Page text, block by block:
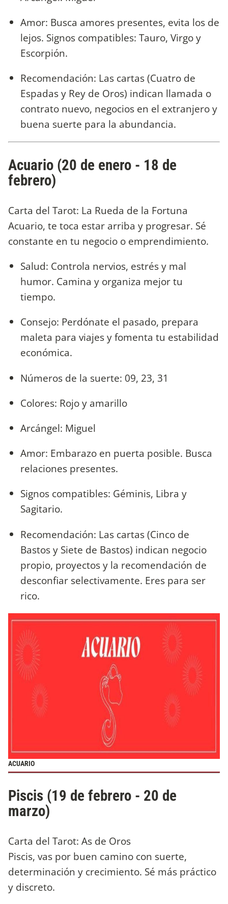
Amor: Busca amores presentes, evita los de
lejos. Signos compatibles: Tauro, Virgo y
Escorpión.
Recomendación: Las cartas (Cuatro de
Espadas y Rey de Oros) indican llamada o
contrato nuevo, negocios en el extranjero y
buena suerte para la abundancia.
Acuario (20 de enero - 18 de
febrero)
Carta del Tarot: La Rueda de la Fortuna
Acuario, te toca estar arriba y progresar. Sé
constante en tu negocio o emprendimiento.
Salud: Controla nervios, estrés y mal
humor. Camina y organiza mejor tu
tiempo.
Consejo: Perdónate el pasado, prepara
maleta para viajes y fomenta tu estabilidad
económica.
Números de la suerte: 09, 23, 31
Colores: Rojo y amarillo
Arcángel: Miguel
Amor: Embarazo en puerta posible. Busca
relaciones presentes.
Signos compatibles: Géminis, Libra y
Sagitario.
Recomendación: Las cartas (Cinco de
Bastos y Siete de Bastos) indican negocio
propio, proyectos y la recomendación de
desconfiar selectivamente. Eres para ser
rico.
ACUARIO
Piscis (19 de febrero - 20 de
marzo)
Carta del Tarot: As de Oros
Piscis, vas por buen camino con suerte,
determinación y crecimiento. Sé más práctico
y discreto.